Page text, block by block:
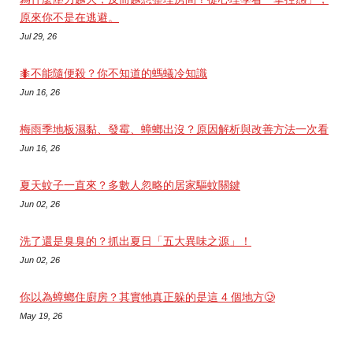
原來你不是在逃避。
Jul 29, 26
🐜不能隨便殺？你不知道的螞蟻冷知識
Jun 16, 26
梅雨季地板濕黏、發霉、蟑螂出沒？原因解析與改善方法一次看
Jun 16, 26
夏天蚊子一直來？多數人忽略的居家驅蚊關鍵
Jun 02, 26
洗了還是臭臭的？抓出夏日「五大異味之源」！
Jun 02, 26
你以為蟑螂住廚房？其實牠真正躲的是這 4 個地方🥲
May 19, 26